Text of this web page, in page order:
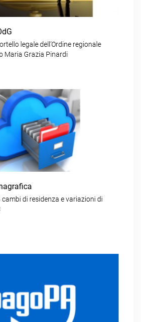
legale dell’Ordine regionale
Maria Grazia Pinardi
cambi di residenza e variazioni di